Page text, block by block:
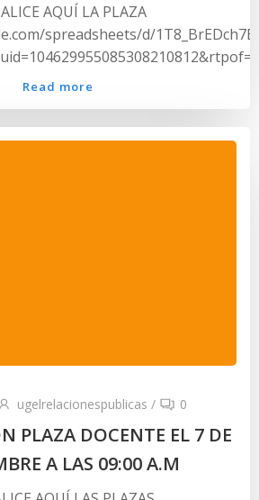
AQUÍ LA PLAZA
spreadsheets/d/
Read more
ugelrelacionespublicas / 0
PLAZA DOCENTE EL 7 DE
A LAS 09:00 A.M